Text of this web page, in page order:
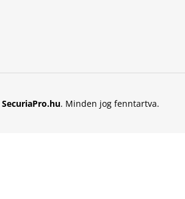
SecuriaPro.hu. Minden jog fenntartva.